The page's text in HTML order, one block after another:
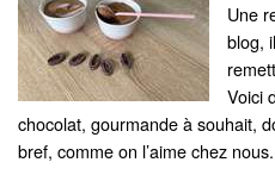
Une
blog,
Voici
chocolat, gourmande à souhait,
bref, comme on l’aime chez